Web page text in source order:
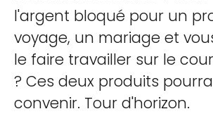
l'argent bloqué pour un
voyage, un mariage et
le faire travailler sur le
? Ces deux produits
convenir. Tour d'horizon.